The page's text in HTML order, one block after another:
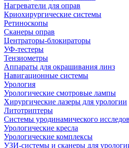
Нагреватели для оправ
Криохирургические системы
Ретиноскопы
Сканеры оправ
Центраторы-блокираторы
УФ-тестеры
Тензиометры
Аппараты для окрашивания линз
Навигационные системы
Урология
Урологические смотровые лампы
Хирургические лазеры для урологии
Литотриптеры
Системы уродинамического
Урологические кресла
Урологические комплексы
УЗИ-системы и сканеры для